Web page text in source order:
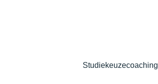
Studiekeuzecoaching